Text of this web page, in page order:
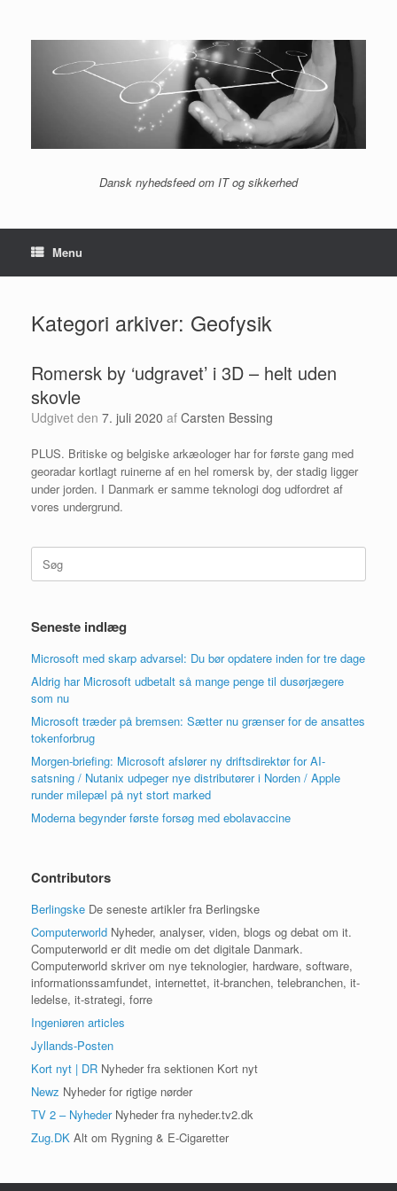
indhold
Dansk nyhedsfeed om IT og sikkerhed
Menu
Kategori arkiver: Geofysik
Romersk by ‘udgravet’ i 3D – helt uden
skovle
Udgivet den 7. juli 2020 af Carsten Bessing
PLUS. Britiske og belgiske arkæologer har for første gang med
georadar kortlagt ruinerne af en hel romersk by, der stadig ligger
under jorden. I Danmark er samme teknologi dog udfordret af
vores undergrund.
Søg
efter:
Seneste indlæg
Microsoft med skarp advarsel: Du bør opdatere inden for tre dage
Aldrig har Microsoft udbetalt så mange penge til dusørjægere
som nu
Microsoft træder på bremsen: Sætter nu grænser for de ansattes
tokenforbrug
Morgen-briefing: Microsoft afslører ny driftsdirektør for AI-
satsning / Nutanix udpeger nye distributører i Norden / Apple
runder milepæl på nyt stort marked
Moderna begynder første forsøg med ebolavaccine
Contributors
Berlingske De seneste artikler fra Berlingske
Computerworld Nyheder, analyser, viden, blogs og debat om it.
Computerworld er dit medie om det digitale Danmark.
Computerworld skriver om nye teknologier, hardware, software,
informationssamfundet, internettet, it-branchen, telebranchen, it-
ledelse, it-strategi, forre
Ingeniøren articles
Jyllands-Posten
Kort nyt | DR Nyheder fra sektionen Kort nyt
Newz Nyheder for rigtige nørder
TV 2 – NyhederNyheder fra nyheder.tv2.dk
Zug.DK Alt om Rygning & E-Cigaretter